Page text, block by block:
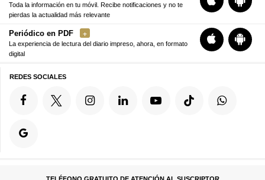
Toda la información en tu móvil. Recibe notificaciones y no te
pierdas la actualidad más relevante
Periódico en PDF
La experiencia de lectura del diario impreso, ahora, en formato
digital
REDES SOCIALES